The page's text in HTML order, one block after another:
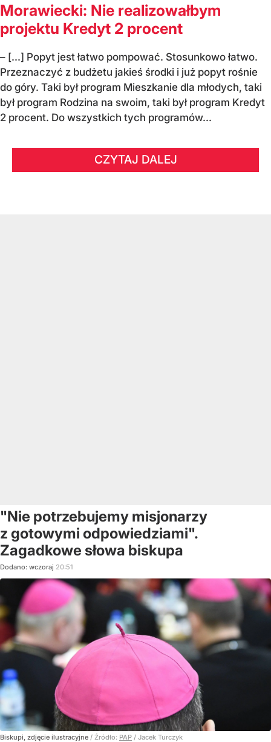
Morawiecki: Nie realizowałbym
projektu Kredyt 2 procent
– [...] Popyt jest łatwo pompować. Stosunkowo łatwo.
Przeznaczyć z budżetu jakieś środki i już popyt rośnie
do góry. Taki był program Mieszkanie dla młodych, taki
był program Rodzina na swoim, taki był program Kredyt
2 procent. Do wszystkich tych programów...
CZYTAJ DALEJ
"Nie potrzebujemy misjonarzy
z gotowymi odpowiedziami".
Zagadkowe słowa biskupa
Dodano: wczoraj 20:51
Biskupi, zdjęcie ilustracyjne / Źródło: PAP / Jacek Turczyk